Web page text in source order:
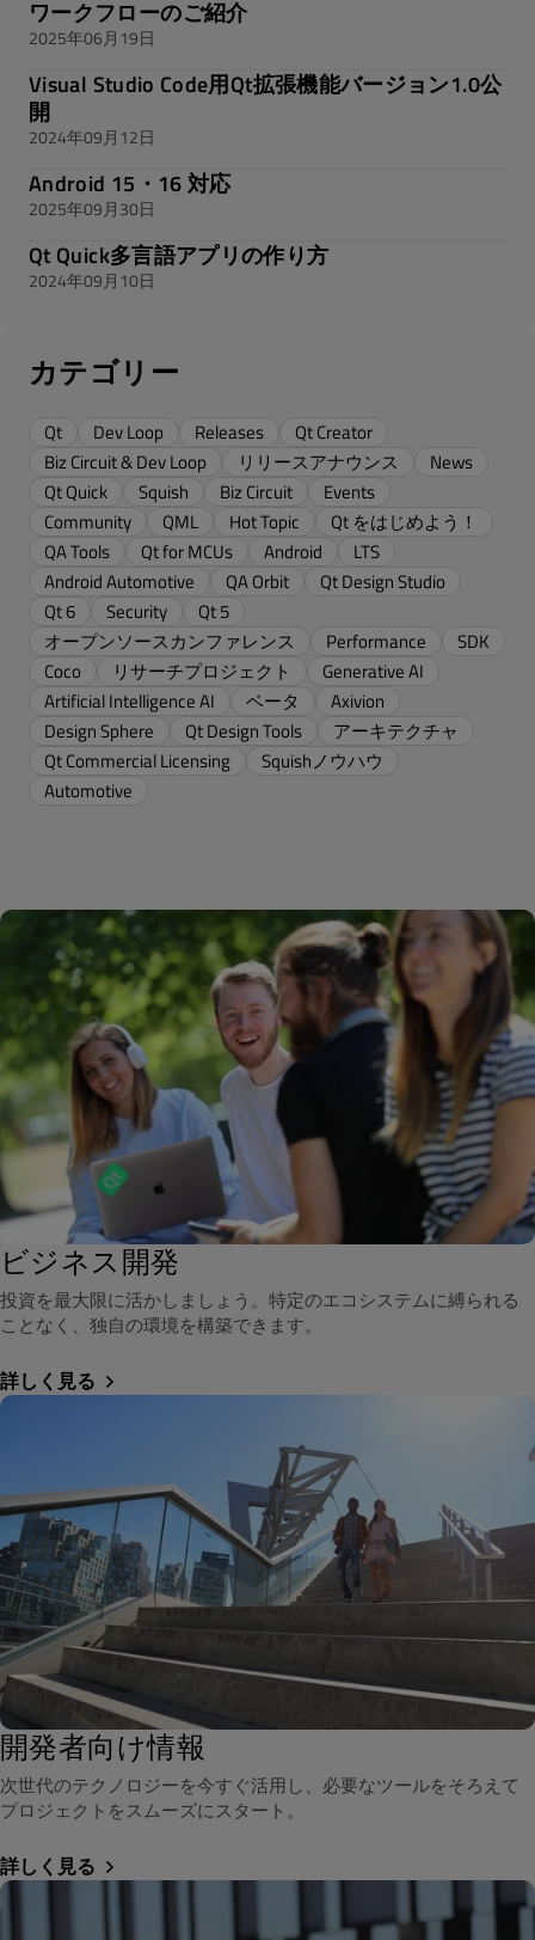
ワークフローのご紹介
2025年06月19日
Visual Studio Code用Qt拡張機能バージョン1.0公
開
2024年09月12日
Android 15・16 対応
2025年09月30日
Qt Quick多言語アプリの作り方
2024年09月10日
カテゴリー
Qt Dev Loop Releases
Qt Creator
Biz Circuit & Dev Loop
リリースアナウンス
News
Qt Quick
Squish Biz Circuit
Events
Community
QML Hot Topic
Qt をはじめよう！
QA Tools
Qt for MCUs Android
LTS
Android Automotive
QA Orbit
Qt Design Studio
Qt 6
Security
Qt 5
オープンソースカンファレンス
Performance
SDK
Coco
リサーチプロジェクト
Generative AI
Artificial Intelligence AI
ベータ
Axivion
Design Sphere
Qt Design Tools
アーキテクチャ
Qt Commercial Licensing
Squishノウハウ
Automotive
ビジネス開発
投資を最大限に活かしましょう。特定のエコシステムに縛られる
ことなく、独自の環境を構築できます。
詳しく見る
開発者向け情報
次世代のテクノロジーを今すぐ活用し、必要なツールをそろえて
プロジェクトをスムーズにスタート。
詳しく見る